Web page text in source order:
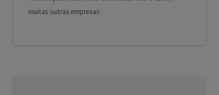
muitas outras empresas.